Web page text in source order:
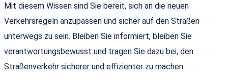
Mit diesem Wissen sind Sie bereit, sich an die neuen
Verkehrsregeln anzupassen und sicher auf den Straßen
unterwegs zu sein. Bleiben Sie informiert, bleiben Sie
verantwortungsbewusst und tragen Sie dazu bei, den
Straßenverkehr sicherer und effizienter zu machen.